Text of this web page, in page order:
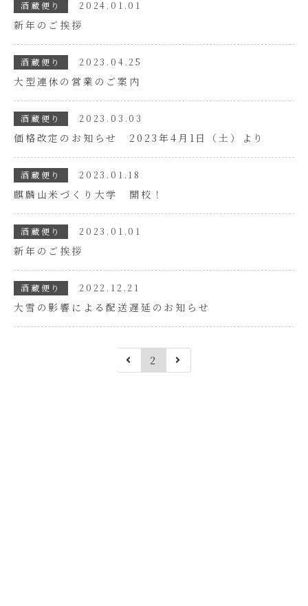
酒蔵便り 2024.01.01
新年のご挨拶
酒蔵便り 2023.04.25
大型連休の営業のご案内
酒蔵便り 2023.03.03
価格改定のお知らせ 2023年4月1日（土）より
酒蔵便り 2023.01.18
麒麟山米づくり大学 開校！
酒蔵便り 2023.01.01
新年のご挨拶
酒蔵便り 2022.12.21
大雪の影響による配送遅延のお知らせ
2